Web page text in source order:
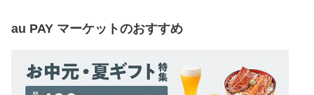
au PAY マーケットのおすすめ